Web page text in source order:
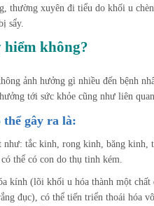
thường xuyên đi tiểu do khối u
sẩy.
hiểm không?
ảnh hưởng gì nhiều đến bệnh
tới sức khỏe cũng như liên
thể gây ra là:
tắc kinh, rong kinh, băng
thể có con do thụ tinh kém.
kính (lõi khối u hóa thành một chất
đục), có thể tiến triển thoái hóa